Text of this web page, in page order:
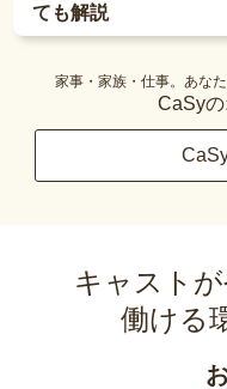
ても解説
家事・家族・仕事。あな
CaSy
キャスト
働ける